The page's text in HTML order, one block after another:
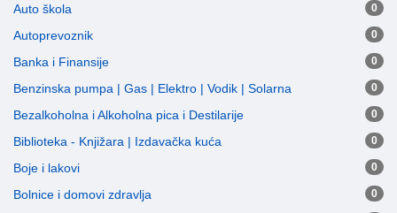
Auto škola 0
Autoprevoznik 0
Banka i Finansije 0
Benzinska pumpa | Gas | Elektro | Vodik | Solarna 0
Bezalkoholna i Alkoholna pica i Destilarije 0
Biblioteka - Knjižara | Izdavačka kuća 0
Boje i lakovi 0
Bolnice i domovi zdravlja 0